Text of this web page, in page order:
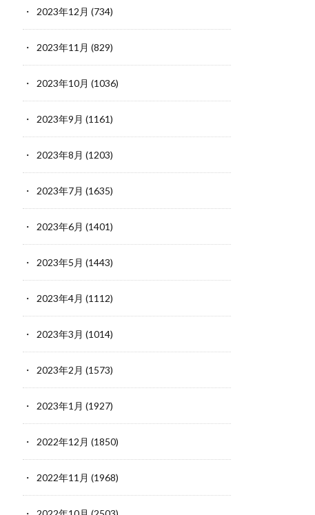
2023年12月 (734)
2023年11月 (829)
2023年10月 (1036)
2023年9月 (1161)
2023年8月 (1203)
2023年7月 (1635)
2023年6月 (1401)
2023年5月 (1443)
2023年4月 (1112)
2023年3月 (1014)
2023年2月 (1573)
2023年1月 (1927)
2022年12月 (1850)
2022年11月 (1968)